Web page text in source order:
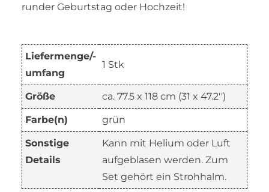
runder Geburtstag oder Hochzeit!
Liefermenge/-
umfang
1 Stk
Größe ca. 77.5 x 118 cm (31 x 47.2'')
Farbe(n) grün
Sonstige
Details
Kann mit Helium oder Luft
aufgeblasen werden. Zum
Set gehört ein Strohhalm.